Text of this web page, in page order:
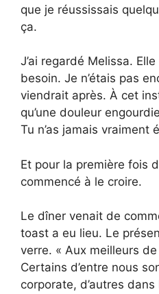
que je réussissais
ça.
J’ai regardé Melissa. Elle
besoin. Je n’étais pas
viendrait après. À cet
qu’une douleur
Tu n’as jamais vraiment
Et pour la première fois
commencé à le croire.
Le dîner venait de
toast a eu lieu. Le
verre. « Aux meilleurs
Certains d’entre nous
corporate, d’autres